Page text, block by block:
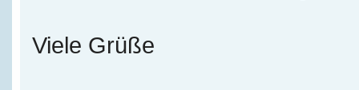
Viele Grüße